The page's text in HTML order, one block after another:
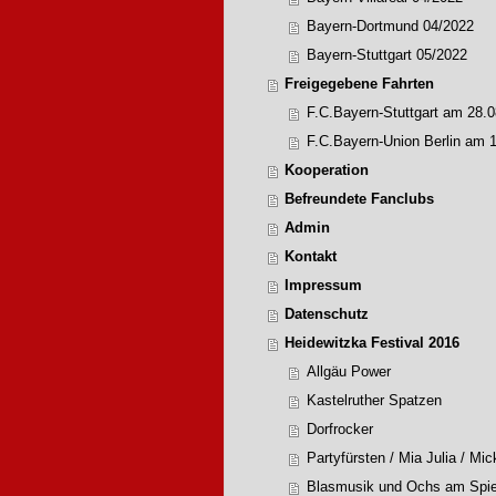
Bayern-Dortmund 04/2022
Bayern-Stuttgart 05/2022
Freigegebene Fahrten
F.C.Bayern-Stuttgart am
F.C.Bayern-Union Berlin am
Kooperation
Befreundete Fanclubs
Admin
Kontakt
Impressum
Datenschutz
Heidewitzka Festival 2016
Allgäu Power
Kastelruther Spatzen
Dorfrocker
Partyfürsten / Mia Julia /
Blasmusik und Ochs am